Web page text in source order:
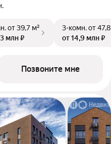
от 39,7 м²
млн ₽
3-комн.от
от 14,9 млн ₽
Позвоните мне